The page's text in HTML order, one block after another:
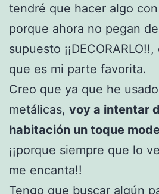
tendré que hacer algo
porque ahora no pegan
supuesto
que es mi parte favorita.
Creo que ya que he
metálicas, voy a intentar
habitación un toque
¡¡porque siempre que lo
me encanta!!
Tengo que buscar algún